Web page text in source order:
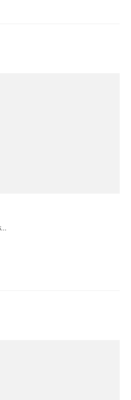
اس مہینے کے شروع میں، ٹویٹر نے اعلان کیا کہ یہ جا رہا ہے اس کے API تک مفت رسائی…